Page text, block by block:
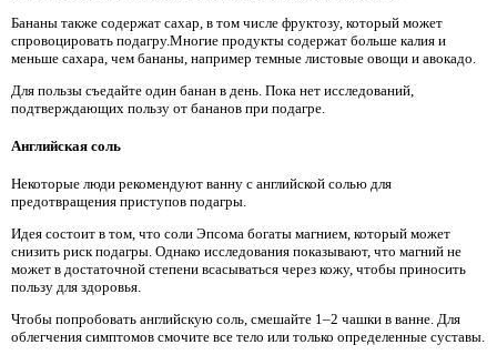
Бананы также содержат сахар, в том числе фруктозу, который может
спровоцировать подагру.Многие продукты содержат больше калия и
меньше сахара, чем бананы, например темные листовые овощи и авокадо.
Для пользы съедайте один банан в день. Пока нет исследований,
подтверждающих пользу от бананов при подагре.
Английская соль
Некоторые люди рекомендуют ванну с английской солью для
предотвращения приступов подагры.
Идея состоит в том, что соли Эпсома богаты магнием, который может
снизить риск подагры. Однако исследования показывают, что магний не
может в достаточной степени всасываться через кожу, чтобы приносить
пользу для здоровья.
Чтобы попробовать английскую соль, смешайте 1–2 чашки в ванне. Для
облегчения симптомов смочите все тело или только определенные суставы.